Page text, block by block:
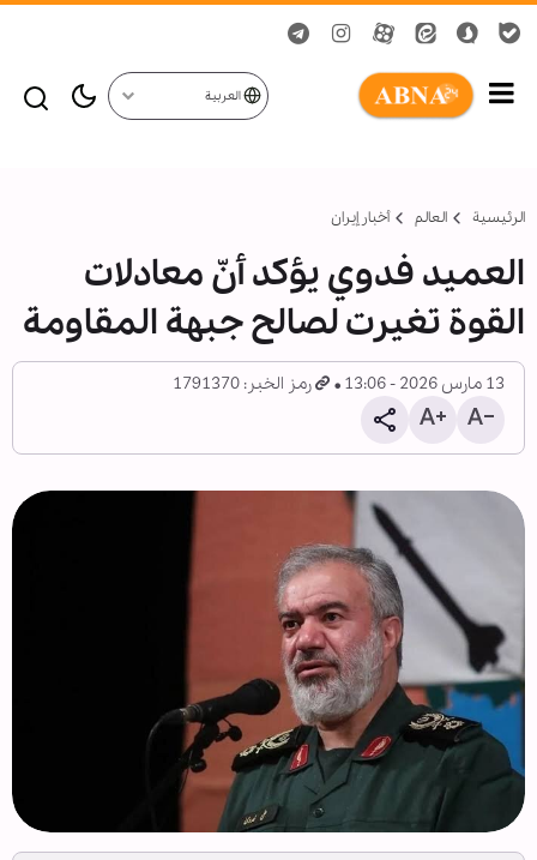
العربية
الرئيسية العالم أخبار إيران
العميد فدوي يؤكد أنّ معادلات
القوة تغيرت لصالح جبهة المقاومة
13 مارس 2026 - 13:06 رمز الخبر: 1791370